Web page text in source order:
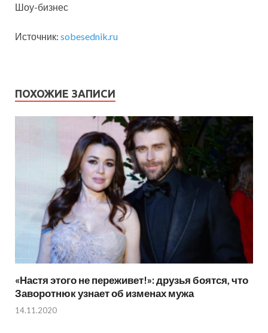
Шоу-бизнес
Источник: sobesednik.ru
ПОХОЖИЕ ЗАПИСИ
«Настя этого не переживет!»: друзья боятся, что
Заворотнюк узнает об изменах мужа
14.11.2020